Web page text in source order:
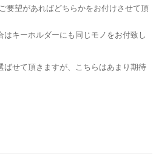
要望があればどちらかをお付けさせて頂
はキーホルダーにも同じモノをお付致し
せて頂きますが、こちらはあまり期待